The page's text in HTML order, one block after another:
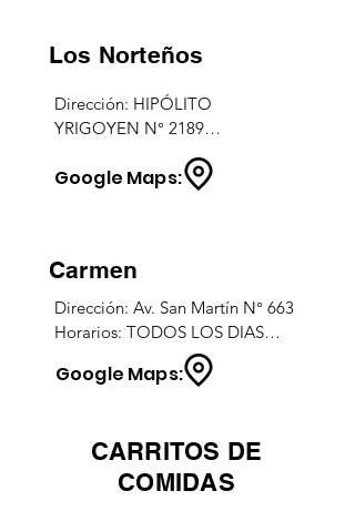
Los Norteños
Dirección: HIPÓLITO
YRIGOYEN N° 2189
Horarios: TODOS LOS DIAS
07:00 a 13:00hs / 16:00 a
Google Maps:
Carmen
Dirección: Av. San Martín N° 663
Horarios: TODOS LOS DIAS
Google Maps:
CARRITOS DE
COMIDAS